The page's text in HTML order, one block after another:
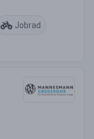
Jobrad